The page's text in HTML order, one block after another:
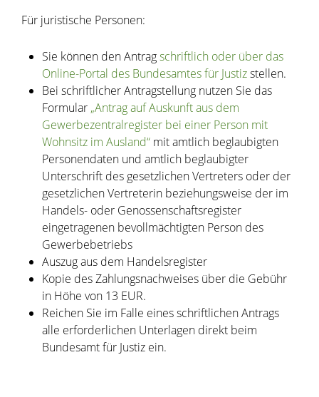
Für juristische Personen:
Sie können den Antragschriftlich oder über das
Online-Portal des Bundesamtes für Justizstellen.
Bei schriftlicher Antragstellung nutzen Sie das
Formular „Antrag auf Auskunft aus dem
Gewerbezentralregister bei einer Person mit
Wohnsitz im Ausland“mit amtlich beglaubigten
Personendaten und amtlich beglaubigter
Unterschrift des gesetzlichen Vertreters oder der
gesetzlichen Vertreterin beziehungsweise der im
Handels- oder Genossenschaftsregister
eingetragenen bevollmächtigten Person des
Gewerbebetriebs
Auszug aus dem Handelsregister
Kopie des Zahlungsnachweises über die Gebühr
in Höhe von 13 EUR.
Reichen Sie im Falle eines schriftlichen Antrags
alle erforderlichen Unterlagen direkt beim
Bundesamt für Justiz ein.